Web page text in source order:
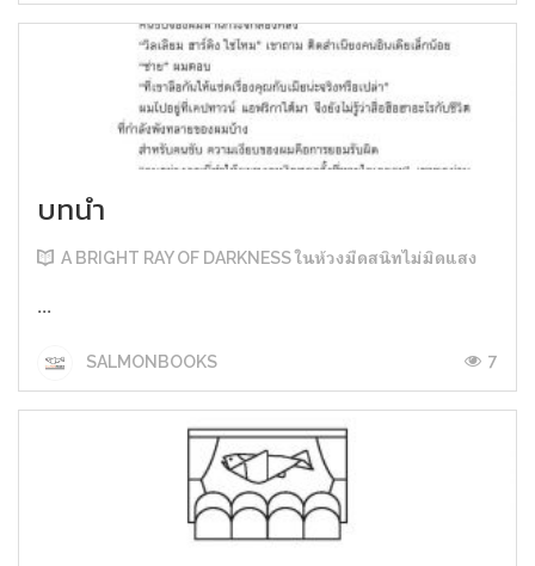
บทนำ
A BRIGHT RAY OF DARKNESS ในห้วงมืดสนิทไม่มิดแสง
...
SALMONBOOKS 7